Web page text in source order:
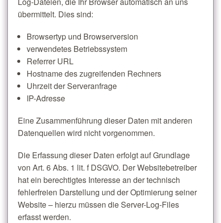
übermittelt. Dies sind:
Browsertyp und Browserversion
verwendetes Betriebssystem
Referrer URL
Hostname des zugreifenden Rechners
Uhrzeit der Serveranfrage
IP-Adresse
Eine Zusammenführung dieser Daten mit anderen
Datenquellen wird nicht vorgenommen.
Die Erfassung dieser Daten erfolgt auf Grundlage
von Art. 6 Abs. 1 lit. f DSGVO. Der Websitebetreiber
hat ein berechtigtes Interesse an der technisch
fehlerfreien Darstellung und der Optimierung seiner
Website – hierzu müssen die Server-Log-Files
erfasst werden.